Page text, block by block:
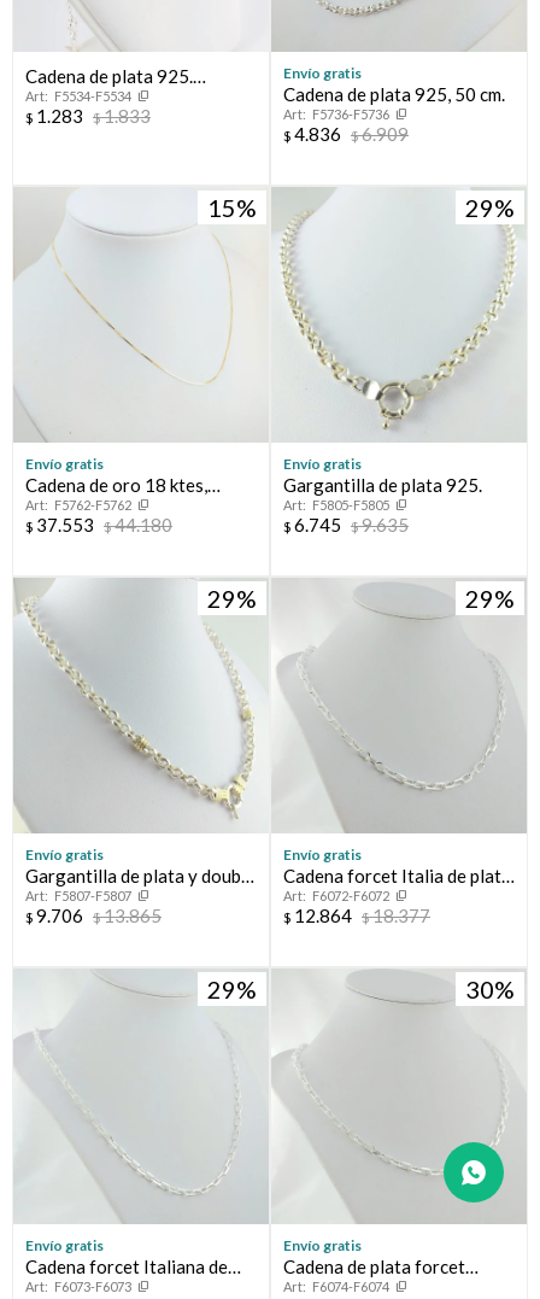
Cadena de plata 925.
Modelo ROLITO, largo
45cm.
F5534-F5534
$ 1.283 $1.833
Envío gratis
Cadena de plata 925, 50 cm.
F5736-F5736
$ 4.836 $6.909
15
Envío gratis
Cadena de oro 18 ktes,
GRUMETTE
F5762-F5762
$ 37.553 $44.180
29
Envío gratis
Gargantilla de plata 925.
F5805-F5805
$ 6.745 $9.635
29
Envío gratis
Gargantilla de plata y double
en oro 18 ktes, Rolo
F5807-F5807
$ 9.706 $13.865
29
Envío gratis
Cadena forcet Italia de plata
925.F6072-F6072
$ 12.864 $18.377
29
Envío gratis
Cadena forcet Italiana de
plata 925. Largo total 60cm
F6073-F6073
30
Envío gratis
Cadena de plata forcet
Italiana de plata 925
F6074-F6074